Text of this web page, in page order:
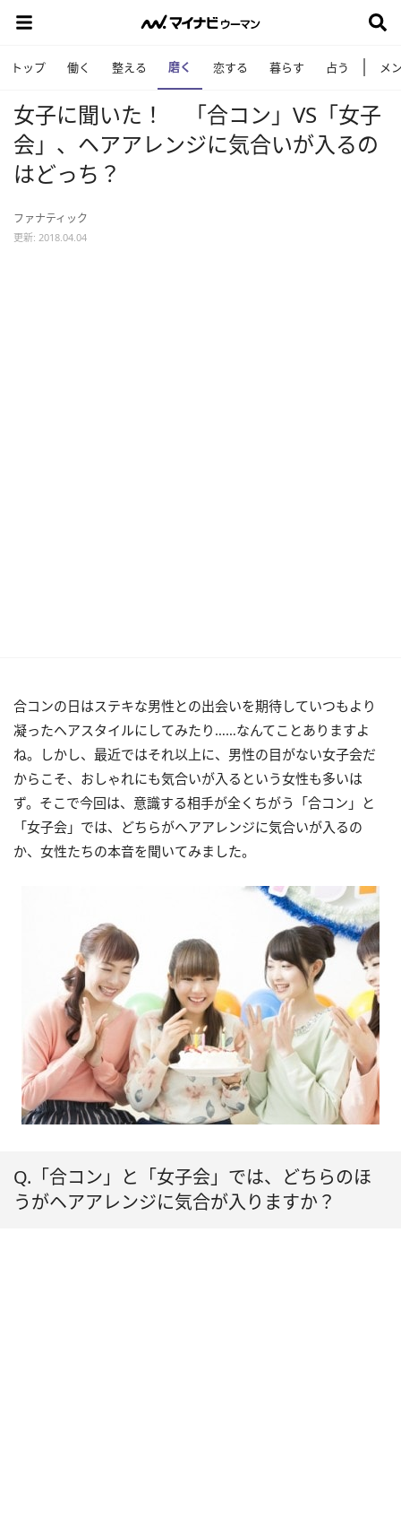
トップ 働く 整える 磨く 恋する 暮らす 占う メ
女子に聞いた！ 「合コン」VS「女子
会」、ヘアアレンジに気合いが入るの
はどっち？
ファナティック
更新: 2018.04.04
合コンの日はステキな男性との出会いを期待していつもより
凝ったヘアスタイルにしてみたり……なんてことありますよ
ね。しかし、最近ではそれ以上に、男性の目がない女子会だ
からこそ、おしゃれにも気合いが入るという女性も多いは
ず。そこで今回は、意識する相手が全くちがう「合コン」と
「女子会」では、どちらがヘアアレンジに気合いが入るの
か、女性たちの本音を聞いてみました。
Q.「合コン」と「女子会」では、どちらのほ
うがヘアアレンジに気合が入りますか？